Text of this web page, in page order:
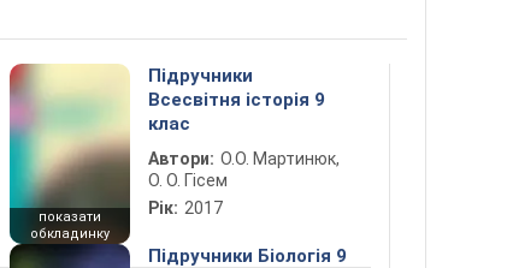
показати
обкладинку
Підручники
Всесвітня історія 9
клас
Автори: О.О. Мартинюк,
О. О. Гісем
Рік: 2017
Підручники Біологія 9